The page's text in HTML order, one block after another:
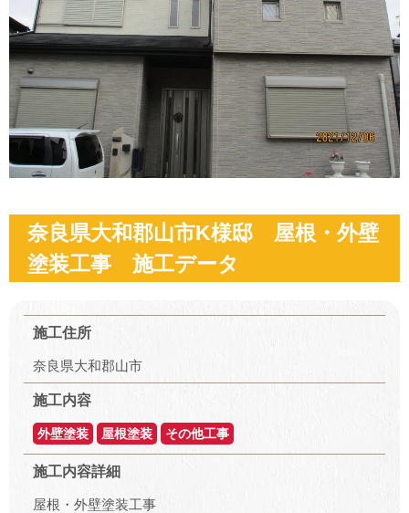
奈良県大和郡山市K様邸 屋根・外壁
塗装工事 施工データ
施工住所
奈良県大和郡山市
施工内容
外壁塗装 屋根塗装 その他工事
施工内容詳細
屋根・外壁塗装工事